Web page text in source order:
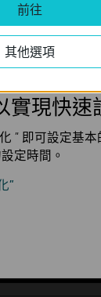
(最
實現快速
” 即可設定基
定時間。
”
前往
其他選項